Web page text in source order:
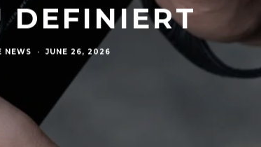
DEFINIERT
NEWS · JUNE 26, 2026